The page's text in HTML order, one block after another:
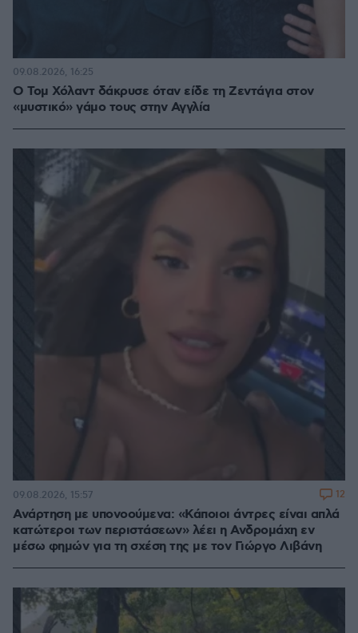
Ο Τομ Χόλαντ δάκρυσε όταν είδε τη Ζεντάγια στον
«μυστικό» γάμο τους στην Αγγλία
09.08.2026, 16:25
Ανάρτηση με υπονοούμενα: «Κάποιοι άντρες είναι απλά
κατώτεροι των περιστάσεων» λέει η Ανδρομάχη εν
μέσω φημών για τη σχέση της με τον Γιώργο Λιβάνη
09.08.2026, 15:57 12